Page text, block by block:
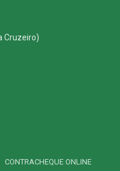
Cruzeiro)
CONTRACHEQUE ONLINE